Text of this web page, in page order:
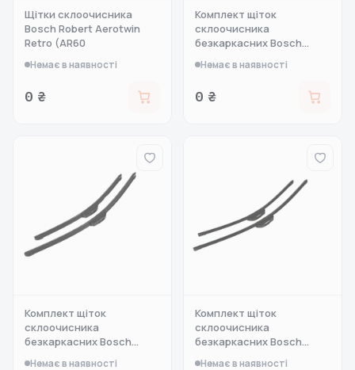
Щітки склоочисника
Bosch Robert Aerotwin
Retro (AR60
Немає в наявності
0 ₴
Комплект щіток
склоочисника
безкаркасних Bosch
Немає в наявності
0 ₴
Комплект щіток
склоочисника
безкаркасних Bosch
Немає в наявності
Комплект щіток
склоочисника
безкаркасних Bosch
Немає в наявності